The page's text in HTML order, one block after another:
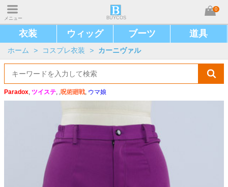
メニュー BUYCOS
0
衣装 ウィッグ ブーツ 道具
ホーム > コスプレ衣装 > カーニヴァル
Paradox, ツイステ, ,呪術廻戦, ウマ娘